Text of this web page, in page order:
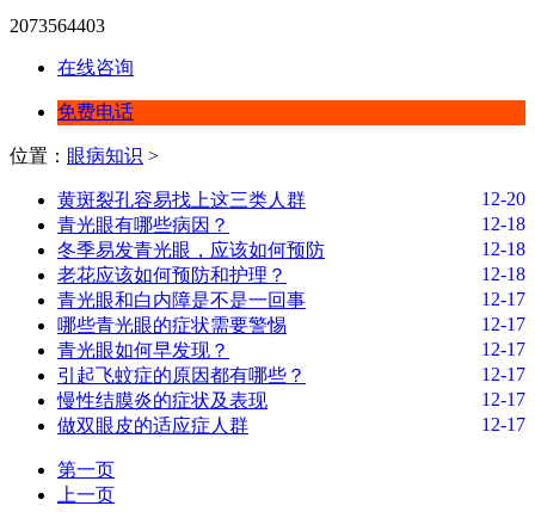
2073564403
在线咨询
免费电话
位置： 眼病知识 >
黄斑裂孔容易找上这三类人群
12-20
青光眼有哪些病因？
12-18
冬季易发青光眼，应该如何预防
12-18
老花应该如何预防和护理？
12-18
青光眼和白内障是不是一回事
12-17
哪些青光眼的症状需要警惕
12-17
青光眼如何早发现？
12-17
引起飞蚊症的原因都有哪些？
12-17
慢性结膜炎的症状及表现
12-17
做双眼皮的适应症人群
12-17
第一页
上一页